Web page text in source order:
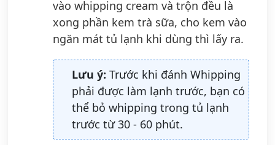
vào whipping cream và trộn đều là
xong phần kem trà sữa, cho kem vào
ngăn mát tủ lạnh khi dùng thì lấy ra.
Lưu ý: Trước khi đánh Whipping
phải được làm lạnh trước, bạn có
thể bỏ whipping trong tủ lạnh
trước từ 30 - 60 phút.